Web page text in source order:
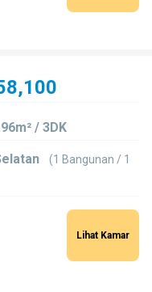
/ 3DK
(1 Bangunan / 1
Lihat Kamar